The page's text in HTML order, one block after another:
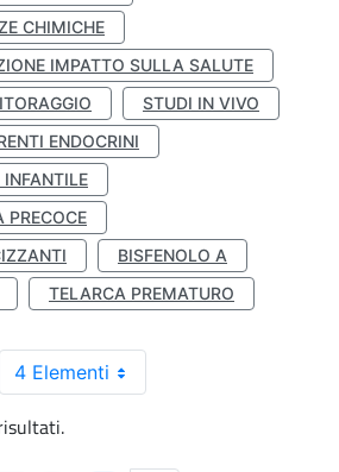
CHIMICHE
IMPATTO SULLA SALUTE
STUDI IN VIVO
ENDOCRINI
INFANTILE
PRECOCE
BISFENOLO A
TELARCA PREMATURO
4 Elementi